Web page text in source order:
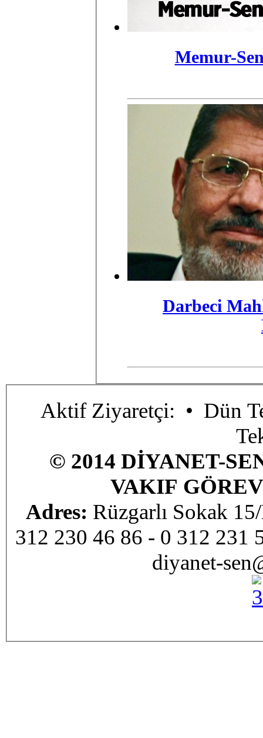
Memur-
Darbeci
Aktif Ziyaretçi: • Dün
© 2014 DİYANET-
VAKIF
Adres: Rüzgarlı Sokak
312 230 46 86 - 0 312 231
diyanet-